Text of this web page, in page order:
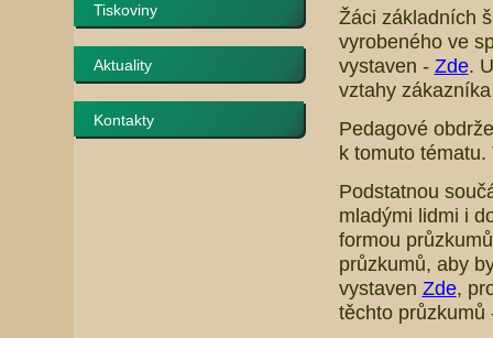
Tiskoviny
Aktuality
Kontakty
Žáci základních
vyrobeného ve
vystaven - Zde.
vztahy
Pedagové
k tomuto
Podstatnou
mladými lidmi i
formou
průzkumů, aby
vystaven Zde,
těchto průzkumů